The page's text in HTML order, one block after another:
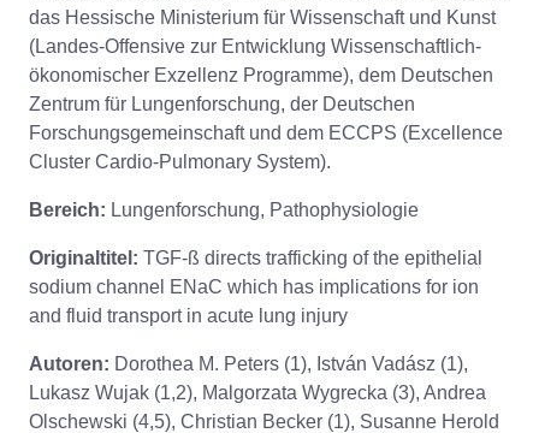
das Hessische Ministerium für Wissenschaft und Kunst
(Landes-Offensive zur Entwicklung Wissenschaftlich-
ökonomischer Exzellenz Programme), dem Deutschen
Zentrum für Lungenforschung, der Deutschen
Forschungsgemeinschaft und dem ECCPS (Excellence
Cluster Cardio-Pulmonary System).
Bereich: Lungenforschung, Pathophysiologie
Originaltitel: TGF-ß directs trafficking of the epithelial
sodium channel ENaC which has implications for ion
and fluid transport in acute lung injury
Autoren: Dorothea M. Peters (1), István Vadász (1),
Lukasz Wujak (1,2), Malgorzata Wygrecka (3), Andrea
Olschewski (4,5), Christian Becker (1), Susanne Herold